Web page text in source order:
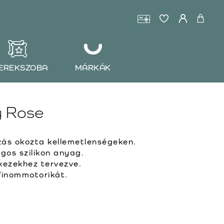
MÁRKÁK
Rose
okozta kellemetlenségeken.
szilikon anyag.
tervezve.